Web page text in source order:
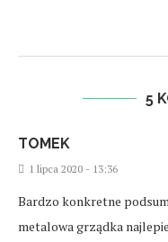
5
TOMEK
1 lipca 2020 - 13:36
Bardzo konkretne
metalowa grządka